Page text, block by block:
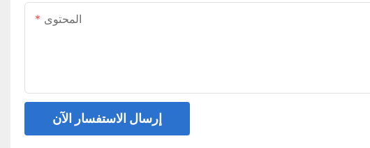
المحتوى
إرسال الاستفسار الآن